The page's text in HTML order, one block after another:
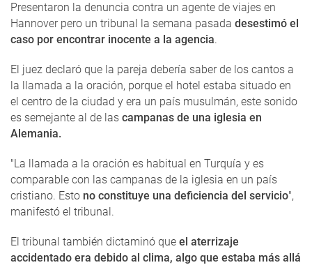
Presentaron la denuncia contra un agente de viajes en
Hannover pero un tribunal la semana pasada desestimó el
caso por encontrar inocente a la agencia.
El juez declaró que la pareja debería saber de los cantos a
la llamada a la oración, porque el hotel estaba situado en
el centro de la ciudad y era un país musulmán, este sonido
es semejante al de las campanas de una iglesia en
Alemania.
"La llamada a la oración es habitual en Turquía y es
comparable con las campanas de la iglesia en un país
cristiano. Esto no constituye una deficiencia del servicio",
manifestó el tribunal.
El tribunal también dictaminó que el aterrizaje
accidentado era debido al clima, algo que estaba más allá